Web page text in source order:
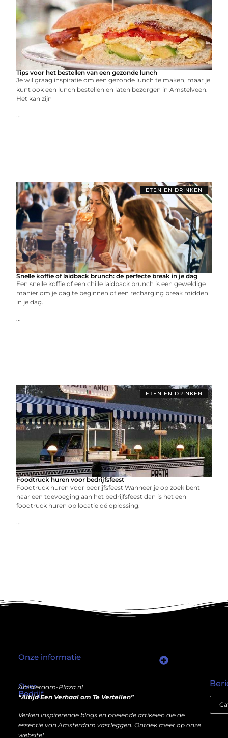
Tips voor het bestellen van een gezonde lunch
Je wil graag inspiratie om een gezonde lunch te maken, maar je
kunt ook een lunch bestellen en laten bezorgen in Amstelveen.
Het kan zijn
...
ETEN EN DRINKEN
Snelle koffie of laidback brunch: de perfecte break in je dag
Een snelle koffie of een chille laidback brunch is een geweldige
manier om je dag te beginnen of een recharging break midden
in je dag.
...
ETEN EN DRINKEN
Foodtruck huren voor bedrijfsfeest
Foodtruck huren voor bedrijfsfeest Wanneer je op zoek bent
naar een toevoeging aan het bedrijfsfeest dan is het een
foodtruck huren op locatie dé oplossing.
...
Over
Bedrijf
Amsterdam-Plaza.nl
“Altijd Een Verhaal om Te Vertellen”
Verken inspirerende blogs en boeiende artikelen die de
essentie van Amsterdam vastleggen. Ontdek meer op onze
website!
Onze informatie